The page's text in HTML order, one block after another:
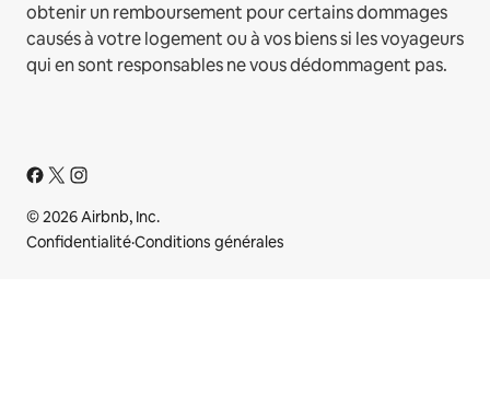
obtenir un remboursement pour certains dommages
causés à votre logement ou à vos biens si les voyageurs
qui en sont responsables ne vous dédommagent pas.
© 2026 Airbnb, Inc.
Confidentialité·Conditions générales